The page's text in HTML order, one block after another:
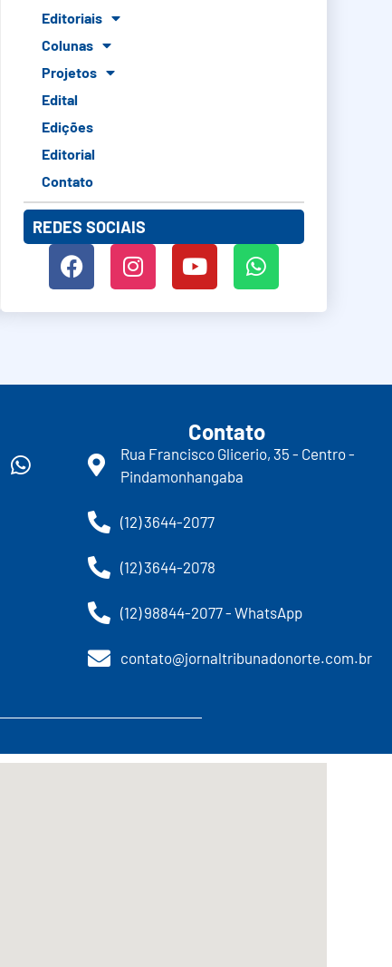
Editoriais
Colunas
Projetos
Edital
Edições
Editorial
Contato
REDES SOCIAIS
Contato
Rua Francisco Glicerio, 35 - Centro -
Pindamonhangaba
(12) 3644-2077
(12) 3644-2078
(12) 98844-2077 - WhatsApp
contato@jornaltribunadonorte.com.br